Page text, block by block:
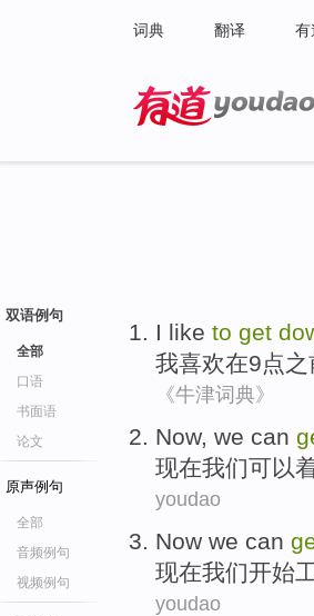
词典 翻译 有
双语例句
全部
口语
书面语
论文
原声例句
全部
音频例句
视频例句
I like to get
我喜欢在9点之
《牛津词典》
Now, we can
现在我们可以
youdao
Now we can
现在我们开始
youdao